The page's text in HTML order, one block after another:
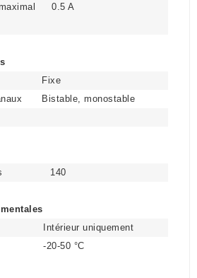
0.5 A
Fixe
Bistable, monostable
140
Intérieur uniquement
-20-50 °C